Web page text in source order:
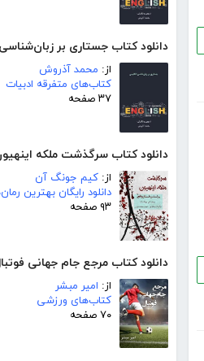
دانلود کتاب جستاری بر
از: محمد آذروش
کتاب‌های متفرقه ادبیات
۳۷ صفحه
دانلود کتاب سرگذشت ملکه
از: کیم جونگ آن
دانلود رایگان بهترین
۹۳ صفحه
دانلود کتاب مرجع جام جهانی
از: امیر مبشر
کتاب‌های ورزشی
۷۰ صفحه